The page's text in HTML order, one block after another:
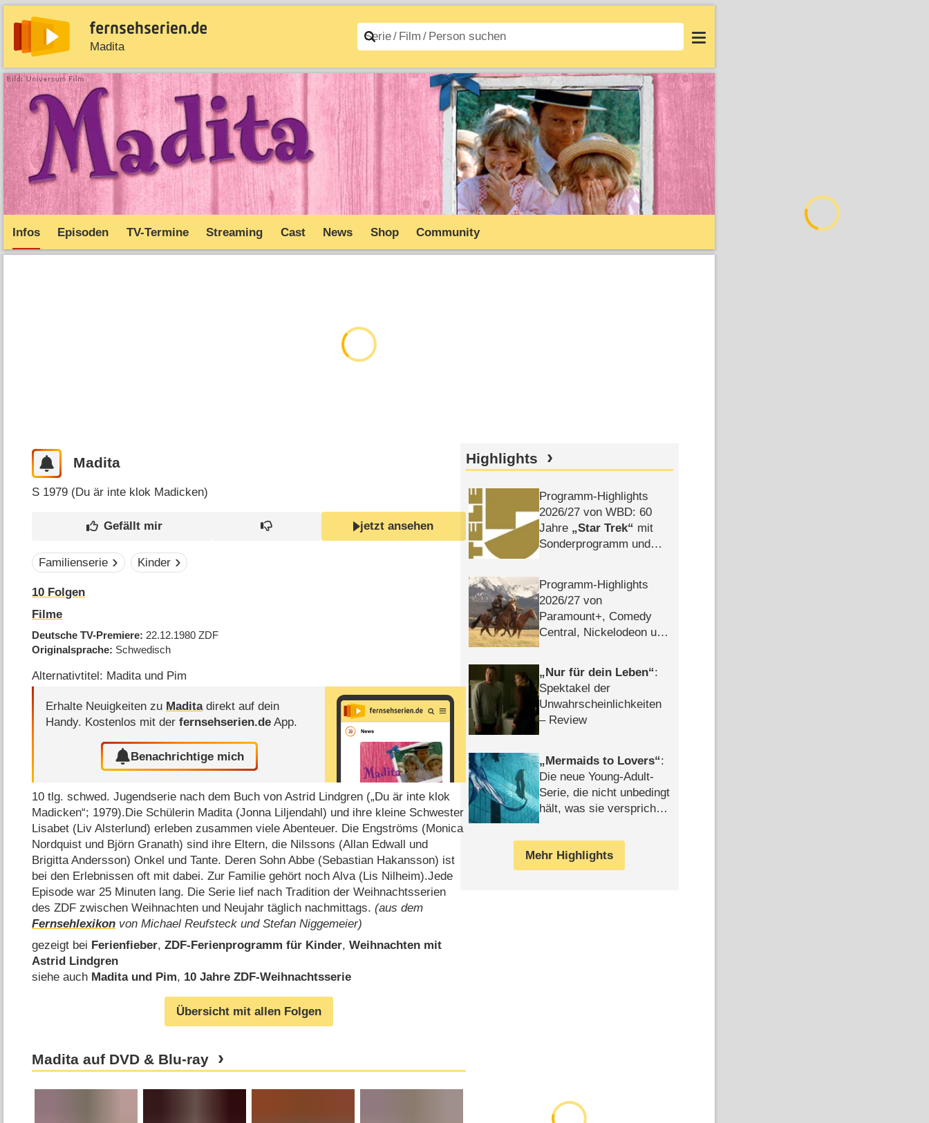
Madita
News Entdecken Filme A–Z Login
Infos Episoden TV-Termine Streaming Cast News Shop Community
Madita
S 1979 (Du är inte klok Madicken)
jetzt ansehen
Familienserie Kinder
10 Folgen
Filme
Deutsche TV-Premiere 22.12.1980ZDF
Originalsprache Schwedisch
Alternativtitel: Madita und Pim
Erhalte Neuigkeiten zu Maditadirekt auf dein
Handy. Kostenlos mit derfernsehserien.de App.
Benachrichtige mich
10 tlg. schwed. Jugendserie nach dem Buch von Astrid Lindgren („Du är inte klok
Madicken“; 1979).Die Schülerin Madita (Jonna Liljendahl) und ihre kleine Schwester
Lisabet (Liv Alsterlund) erleben zusammen viele Abenteuer. Die Engströms (Monica
Nordquist und Björn Granath) sind ihre Eltern, die Nilssons (Allan Edwall und
Brigitta Andersson) Onkel und Tante. Deren Sohn Abbe (Sebastian Hakansson) ist
bei den Erlebnissen oft mit dabei. Zur Familie gehört noch Alva (Lis Nilheim).Jede
Episode war 25 Minuten lang. Die Serie lief nach Tradition der Weihnachtsserien
des ZDF zwischen Weihnachten und Neujahr täglich nachmittags.(aus dem
Fernsehlexikon von Michael Reufsteck und Stefan Niggemeier)
gezeigt bei Ferienfieber,ZDF-Ferienprogramm für Kinder,Weihnachten mit
Astrid Lindgren
siehe auch Madita und Pim, 10 Jahre ZDF-Weihnachtsserie
Übersicht mit allen Folgen
Madita auf DVD & Blu-ray
Highlights
Programm-Highlights
2026/​27 von WBD: 60
Jahre
Star Trek
mit
Sonderprogramm und
Programm-Highlights
2026/​27 von
Paramount+, Comedy
Central, Nickelodeon und
Nur für dein Leben :
Spektakel der
Unwahrscheinlichkeiten
– Review
Mermaids to Lovers :
Die neue Young-Adult-
Serie, die nicht unbedingt
hält, was sie verspricht –
Mehr Highlights